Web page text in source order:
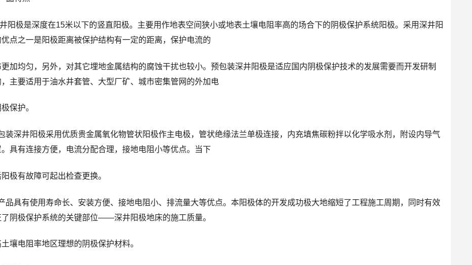
阳极是深度在15米以下的竖直阳极。主要用作地表空间狭小或地表土壤电阻率高的场合下的阴极保护系统阳极。采用深井阳
点之一是阳极距离被保护结构有一定的距离，保护电流的
更加均匀，另外，对其它埋地金属结构的腐蚀干扰也较小。预包装深井阳极是适应国内阴极保护技术的发展需要而开发研制
，主要适用于油水井套管、大型厂矿、城市密集管网的外加电
保护。
装深井阳极采用优质贵金属氧化物管状阳极作主电极，管状绝缘法兰单极连接，内充填焦碳粉拌以化学吸水剂，附设内导气
具有连接方便，电流分配合理，接地电阻小等优点。当下
极有故障可起出检查更换。
品具有使用寿命长、安装方便、接地电阻小、排流量大等优点。本阳极体的开发成功极大地缩短了工程施工周期，同时有效
了阴极保护系统的关键部位——深井阳极地床的施工质量。
壤电阻率地区理想的阴极保护材料。